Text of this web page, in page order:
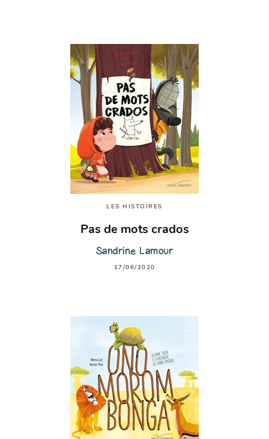
LES HISTOIRES
Pas de mots crados
Sandrine Lamour
17/06/2020